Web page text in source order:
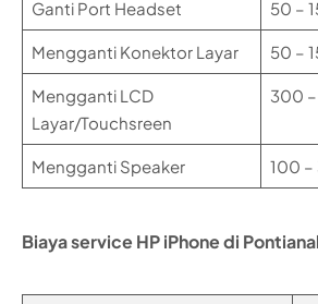
Ganti Port Headset 50 –
Mengganti Konektor Layar 50 –
Mengganti LCD
Layar/Touchsreen
300 –
Mengganti Speaker 100
Biaya service HP iPhone di